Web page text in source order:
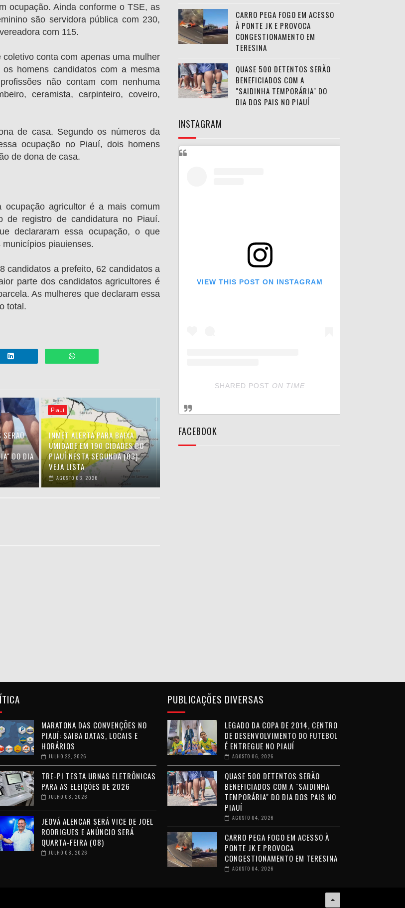
ocupação. Ainda conforme o TSE, as
são servidora pública com 230,
com 115.
conta com apenas uma mulher
homens candidatos com a mesma
não contam com nenhuma
ceramista, carpinteiro, coveiro,
de casa. Segundo os números da
ocupação no Piauí, dois homens
de dona de casa.
agricultor é a mais comum
de registro de candidatura no Piauí.
declararam essa ocupação, o que
piauienses.
candidatos a prefeito, 62 candidatos a
parte dos candidatos agricultores é
As mulheres que declaram essa
total.
DO DIA
Piauí
INMET ALERTA PARA BAIXA
UMIDADE EM 190 CIDADES DO
PIAUÍ NESTA SEGUNDA (03);
VEJA LISTA
AGOSTO 03, 2026
CARRO PEGA FOGO EM ACESSO
À PONTE JK E PROVOCA
CONGESTIONAMENTO EM
TERESINA
QUASE 500 DETENTOS SERÃO
BENEFICIADOS COM A
"SAIDINHA TEMPORÁRIA" DO
DIA DOS PAIS NO PIAUÍ
INSTAGRAM
VIEW THIS POST ON INSTAGRAM
SHARED POST ON TIME
FACEBOOK
MARATONA DAS CONVENÇÕES NO
PIAUÍ: SAIBA DATAS, LOCAIS E
HORÁRIOS
JULHO 22, 2026
TRE-PI TESTA URNAS ELETRÔNICAS
PARA AS ELEIÇÕES DE 2026
JULHO 08, 2026
JEOVÁ ALENCAR SERÁ VICE DE JOEL
RODRIGUES E ANÚNCIO SERÁ
QUARTA-FEIRA (08)
JULHO 08, 2026
PUBLICAÇÕES DIVERSAS
LEGADO DA COPA DE 2014, CENTRO
DE DESENVOLVIMENTO DO FUTEBOL
É ENTREGUE NO PIAUÍ
AGOSTO 06, 2026
QUASE 500 DETENTOS SERÃO
BENEFICIADOS COM A "SAIDINHA
TEMPORÁRIA" DO DIA DOS PAIS NO
PIAUÍ
AGOSTO 04, 2026
CARRO PEGA FOGO EM ACESSO À
PONTE JK E PROVOCA
CONGESTIONAMENTO EM TERESINA
AGOSTO 04, 2026